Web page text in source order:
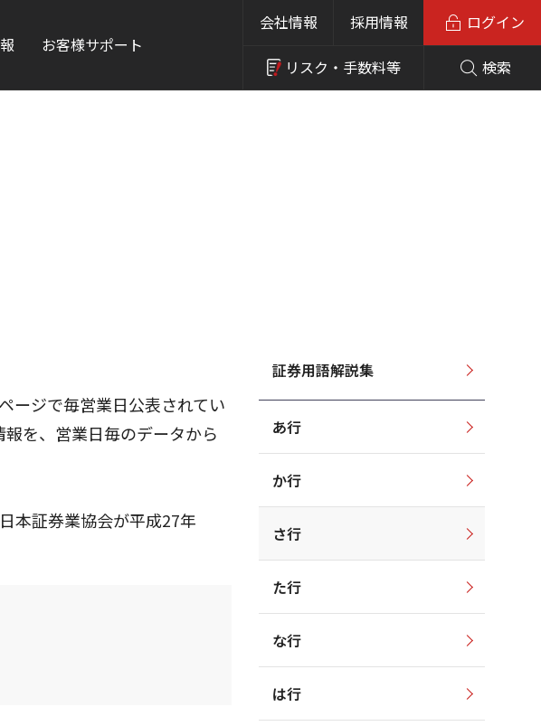
お客様サポート
会社情報 採用情報
リスク・ 手数料等 検索
ログイン
ージで毎営業日公表されてい
を、営業日毎のデータから
本証券業協会が平成27年
証券用語解説集
あ行
か行
さ行
た行
な行
は行